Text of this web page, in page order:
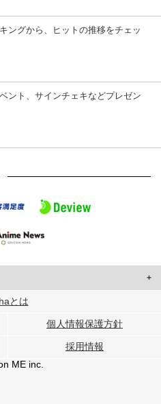
ングから、ヒットの推移をチェッ
ント、サインチェキなどプレゼン
ーザーに合わせたコンテンツや広告の
ートナーに提供しています。
用したときに収集した他の情報を組み
とは
個人情報保護方針
採用情報
ME inc.